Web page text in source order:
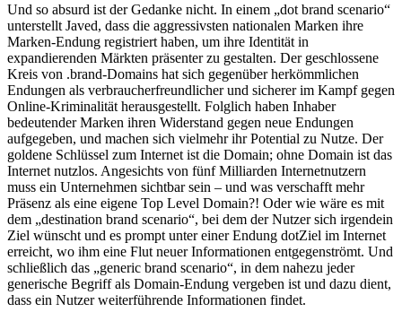
Und so absurd ist der Gedanke nicht. In einem „dot brand scenario“
unterstellt Javed, dass die aggressivsten nationalen Marken ihre
Marken-Endung registriert haben, um ihre Identität in
expandierenden Märkten präsenter zu gestalten. Der geschlossene
Kreis von .brand-Domains hat sich gegenüber herkömmlichen
Endungen als verbraucherfreundlicher und sicherer im Kampf gegen
Online-Kriminalität herausgestellt. Folglich haben Inhaber
bedeutender Marken ihren Widerstand gegen neue Endungen
aufgegeben, und machen sich vielmehr ihr Potential zu Nutze. Der
goldene Schlüssel zum Internet ist die Domain; ohne Domain ist das
Internet nutzlos. Angesichts von fünf Milliarden Internetnutzern
muss ein Unternehmen sichtbar sein – und was verschafft mehr
Präsenz als eine eigene Top Level Domain?! Oder wie wäre es mit
dem „destination brand scenario“, bei dem der Nutzer sich irgendein
Ziel wünscht und es prompt unter einer Endung dotZiel im Internet
erreicht, wo ihm eine Flut neuer Informationen entgegenströmt. Und
schließlich das „generic brand scenario“, in dem nahezu jeder
generische Begriff als Domain-Endung vergeben ist und dazu dient,
dass ein Nutzer weiterführende Informationen findet.